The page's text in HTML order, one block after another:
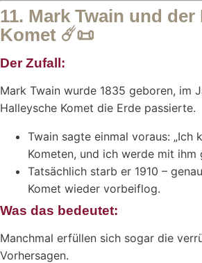
11. Mark Twain und der
Komet ☄️📜
Der Zufall:
Mark Twain wurde 1835 geboren, im
Halleysche Komet die Erde passierte.
Twain sagte einmal voraus: „Ich
Kometen, und ich werde mit ihm
Tatsächlich starb er 1910 –
Komet wieder vorbeiflog.
Was das bedeutet:
Manchmal erfüllen sich sogar die
Vorhersagen.